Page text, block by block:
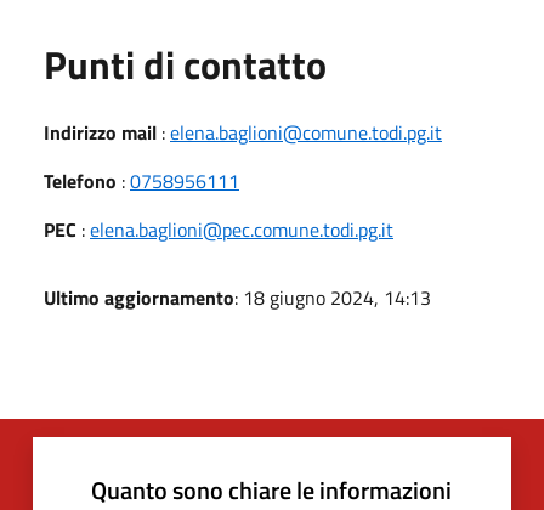
Punti di contatto
Indirizzo mail :elena.baglioni@comune.todi.pg.it
Telefono :0758956111
PEC :elena.baglioni@pec.comune.todi.pg.it
Ultimo aggiornamento: 18 giugno 2024, 14:13
Quanto sono chiare le informazioni